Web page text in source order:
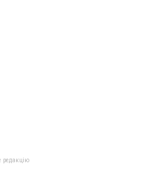
редакцію